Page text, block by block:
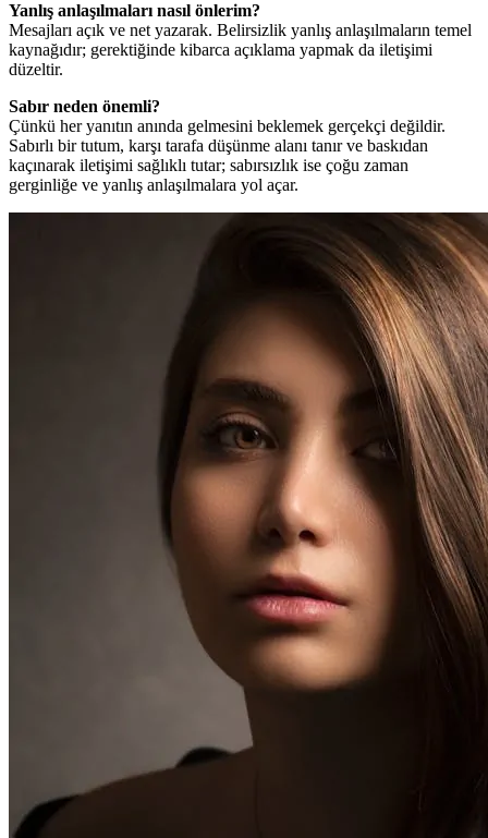
Yanlış anlaşılmaları nasıl önlerim?
Mesajları açık ve net yazarak. Belirsizlik yanlış anlaşılmaların temel
kaynağıdır; gerektiğinde kibarca açıklama yapmak da iletişimi
düzeltir.
Sabır neden önemli?
Çünkü her yanıtın anında gelmesini beklemek gerçekçi değildir.
Sabırlı bir tutum, karşı tarafa düşünme alanı tanır ve baskıdan
kaçınarak iletişimi sağlıklı tutar; sabırsızlık ise çoğu zaman
gerginliğe ve yanlış anlaşılmalara yol açar.